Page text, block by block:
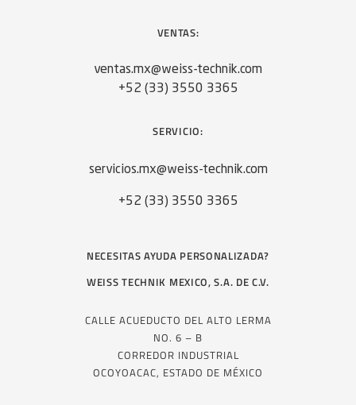
VENTAS:
ventas.mx@weiss-technik.com
+52 (33) 3550 3365
SERVICIO:
servicios.mx@weiss-technik.com
+52 (33) 3550 3365
NECESITAS AYUDA PERSONALIZADA?
WEISS TECHNIK MEXICO, S.A. DE C.V.
CALLE ACUEDUCTO DEL ALTO LERMA
NO. 6 – B
CORREDOR INDUSTRIAL
OCOYOACAC, ESTADO DE MÉXICO